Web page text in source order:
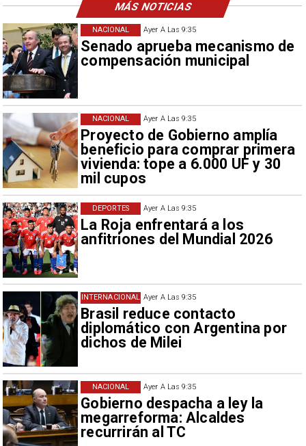
Ayer A Las 9:35
Senado aprueba mecanismo de
compensación municipal
NACIONAL
Ayer A Las 9:35
Proyecto de Gobierno amplía
beneficio para comprar primera
vivienda: tope a 6.000 UF y 30
mil cupos
NACIONAL
Ayer A Las 9:35
La Roja enfrentará a los
anfitriones del Mundial 2026
DEPORTES
Ayer A Las 9:35
Brasil reduce contacto
diplomático con Argentina por
dichos de Milei
INTERNACIONAL
Ayer A Las 9:35
Gobierno despacha a ley la
megarreforma: Alcaldes
recurrirán al TC
NACIONAL
MÁS NOTICIAS